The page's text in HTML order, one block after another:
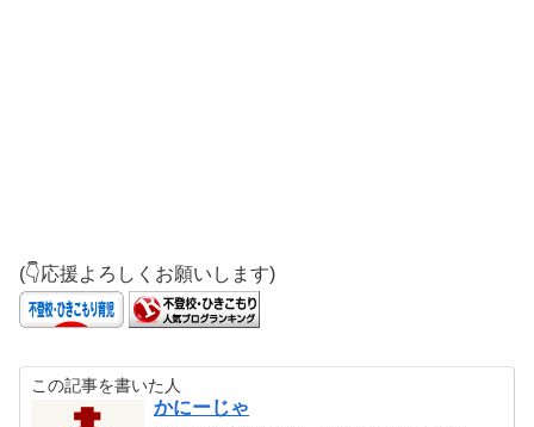
(👇応援よろしくお願いします)
この記事を書いた人
かにーじゃ